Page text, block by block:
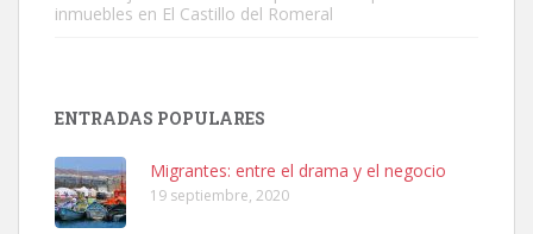
Leales.org » Gran Canaria
inmuebles en El Castillo del Romeral
ENTRADAS POPULARES
Migrantes: entre el drama y el negocio
19 septiembre, 2020